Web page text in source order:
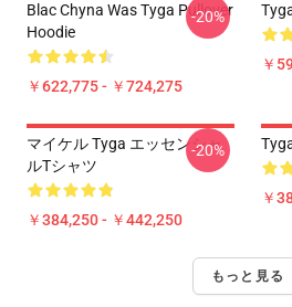
Blac Chyna Was Tyga Pullover
Hoodie
￥622,775 - ￥724,275
-20%
￥
マイケル Tyga エッセンシャ
ルTシャツ
￥384,250 - ￥442,250
-20%
￥
もっと見る